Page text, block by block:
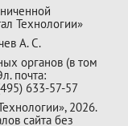
Технологии»
А. С.
органов (в том
почта:
633-57-57
2026.
сайта без